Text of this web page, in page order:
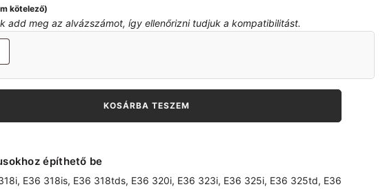
kötelező)
add meg az alvázszámot, így ellenőrizni tudjuk a kompatibilitást.
KOSÁRBA TESZEM
építhető be
, E36 318is, E36 318tds, E36 320i, E36 323i, E36 325i, E36 325td, E36